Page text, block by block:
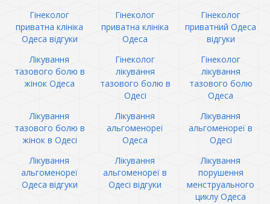
Гінеколог
приватна клініка
Одеса відгуки
Гінеколог
приватна клініка
Одеса
Гінеколог
приватний Одеса
відгуки
Лікування
тазового болю в
жінок Одеса
Гінеколог
лікування
тазового болю в
Одесі
Гінеколог
лікування
тазового болю
Одеса
Лікування
тазового болю в
жінок в Одесі
Лікування
альгоменореї
Одеса
Лікування
альгоменореї в
Одесі
Лікування
альгоменореї
Одеса відгуки
Лікування
альгоменореї в
Одесі відгуки
Лікування
порушення
менструального
циклу Одеса